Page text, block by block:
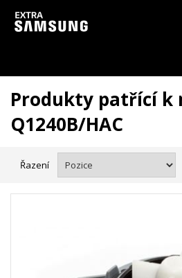
Vzhledem k aktuální situaci se může
zpozdit. Děkujeme za
Produkty patřící k
Q1240B/HAC
Řazení